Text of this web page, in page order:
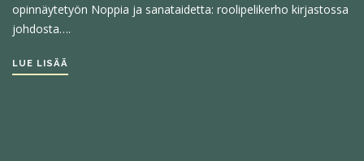
opinnäytetyön Noppia ja sanataidetta: roolipelikerho kirjastossa
johdosta….
LUE LISÄÄ